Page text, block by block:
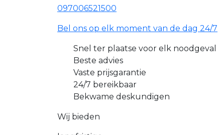
097006521500
Bel ons op elk moment van de dag 24/7
Snel ter plaatse voor elk noodgeval
Beste advies
Vaste prijsgarantie
24/7 bereikbaar
Bekwame deskundigen
Wij bieden